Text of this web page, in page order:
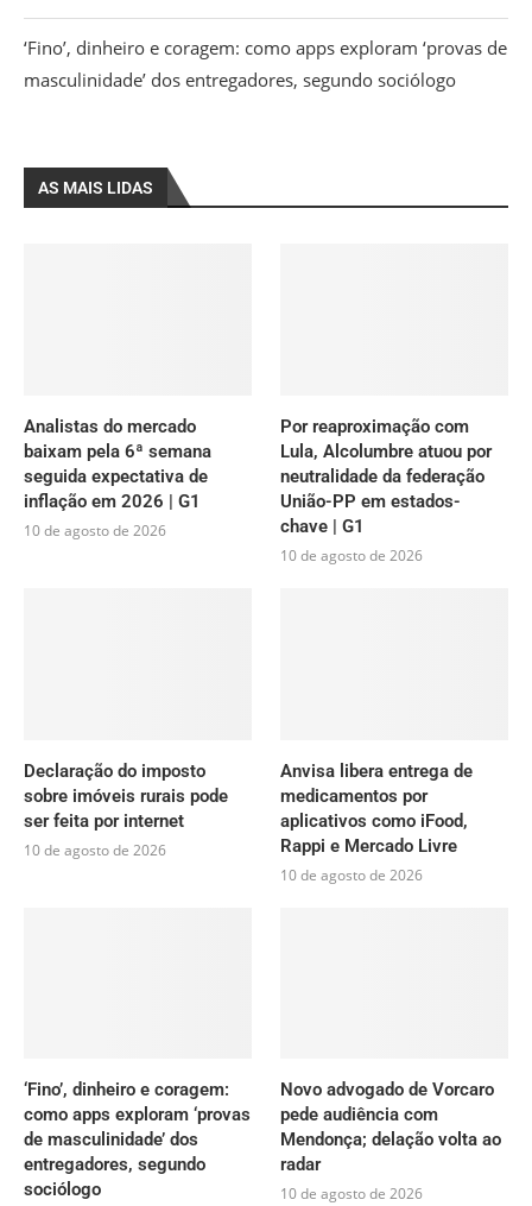
‘Fino’, dinheiro e coragem: como apps exploram ‘provas de
masculinidade’ dos entregadores, segundo sociólogo
AS MAIS LIDAS
Analistas do mercado
baixam pela 6ª semana
seguida expectativa de
inflação em 2026 | G1
10 de agosto de 2026
Por reaproximação com
Lula, Alcolumbre atuou por
neutralidade da federação
União-PP em estados-
chave | G1
10 de agosto de 2026
Declaração do imposto
sobre imóveis rurais pode
ser feita por internet
10 de agosto de 2026
Anvisa libera entrega de
medicamentos por
aplicativos como iFood,
Rappi e Mercado Livre
10 de agosto de 2026
‘Fino’, dinheiro e coragem:
como apps exploram ‘provas
de masculinidade’ dos
entregadores, segundo
sociólogo
Novo advogado de Vorcaro
pede audiência com
Mendonça; delação volta ao
radar
10 de agosto de 2026